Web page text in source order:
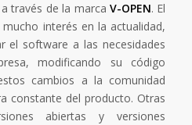
través de la marcaV-OPEN. El
interés en la actualidad,
el software a las necesidades
modificando su código
cambios a la comunidad
constante del producto. Otras
abiertas y versiones